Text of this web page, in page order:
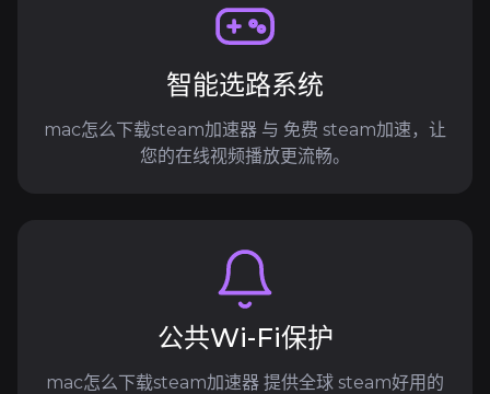
智能选路系统
mac怎么下载steam加速器 与 免费 steam加速，让
您的在线视频播放更流畅。
公共Wi-Fi保护
mac怎么下载steam加速器 提供全球 steam好用的